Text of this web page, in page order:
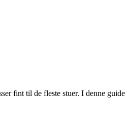
fint til de fleste stuer. I denne